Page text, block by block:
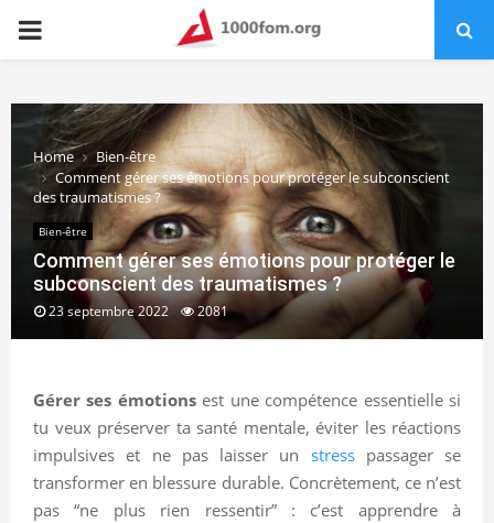
PRIMARY
Home
Bien-être
Comment gérer ses émotions pour protéger le subconscient
des traumatismes ?
Bien-être
Comment gérer ses émotions pour protéger le
subconscient des traumatismes ?
23 septembre 2022 2081
Gérer ses émotionsest une compétence essentielle si
tu veux préserver ta santé mentale, éviter les réactions
impulsives et ne pas laisser un stresspassager se
transformer en blessure durable. Concrètement, ce n’est
pas “ne plus rien ressentir” : c’est apprendre à